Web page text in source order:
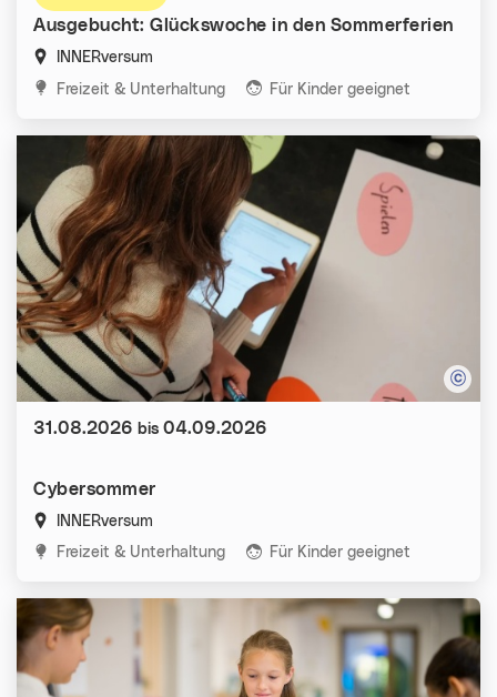
Ausgebucht: Glückswoche in den Sommerferien
INNERversum
Kategorien:
Freizeit & Unterhaltung Für Kinder geeignet
Cybersommer
INNERversum
Kategorien:
Freizeit & Unterhaltung Für Kinder geeignet
Datum:
31.08.2026 bis 04.09.2026